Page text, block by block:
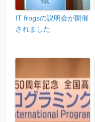
IT frogsの説明会が開催
されました